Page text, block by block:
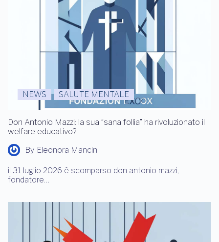
NEWS SALUTE MENTALE
Don Antonio Mazzi: la sua “sana follia” ha rivoluzionato il
welfare educativo?
By Eleonora Mancini
il 31 luglio 2026 è scomparso don antonio mazzi,
fondatore…